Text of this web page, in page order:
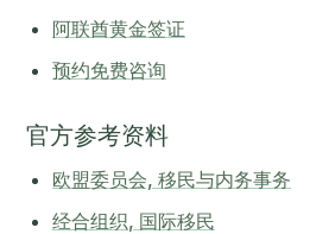
阿联酋黄金签证
预约免费咨询
官方参考资料
欧盟委员会, 移民与内务事务
经合组织, 国际移民